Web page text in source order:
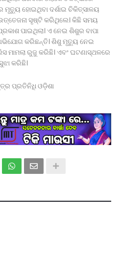
ମୃତ୍ୟୁ ହୋଇଥିବା ଦର୍ଶାଇ ଚିକିତ୍ସାଳୟ
ସୃଷ୍ଟି କରିଥିଲେ। କିଛି ସମୟ
ପାଇଥିଲା। ଏ ନେଇ ଶିଶୁର ବାପା
ଅଭିଯୋଗ କରିଛନ୍ତି। ଶିଶୁ ମୃତ୍ୟୁ ନେଇ
ମାମଲା ରୁଜୁ କରିଛି। ଏବଂ ଘଟଣାସ୍ଥଳରେ
କରିଛି।
ପ୍ରତିନିଧି ଓଡ଼ିଶା